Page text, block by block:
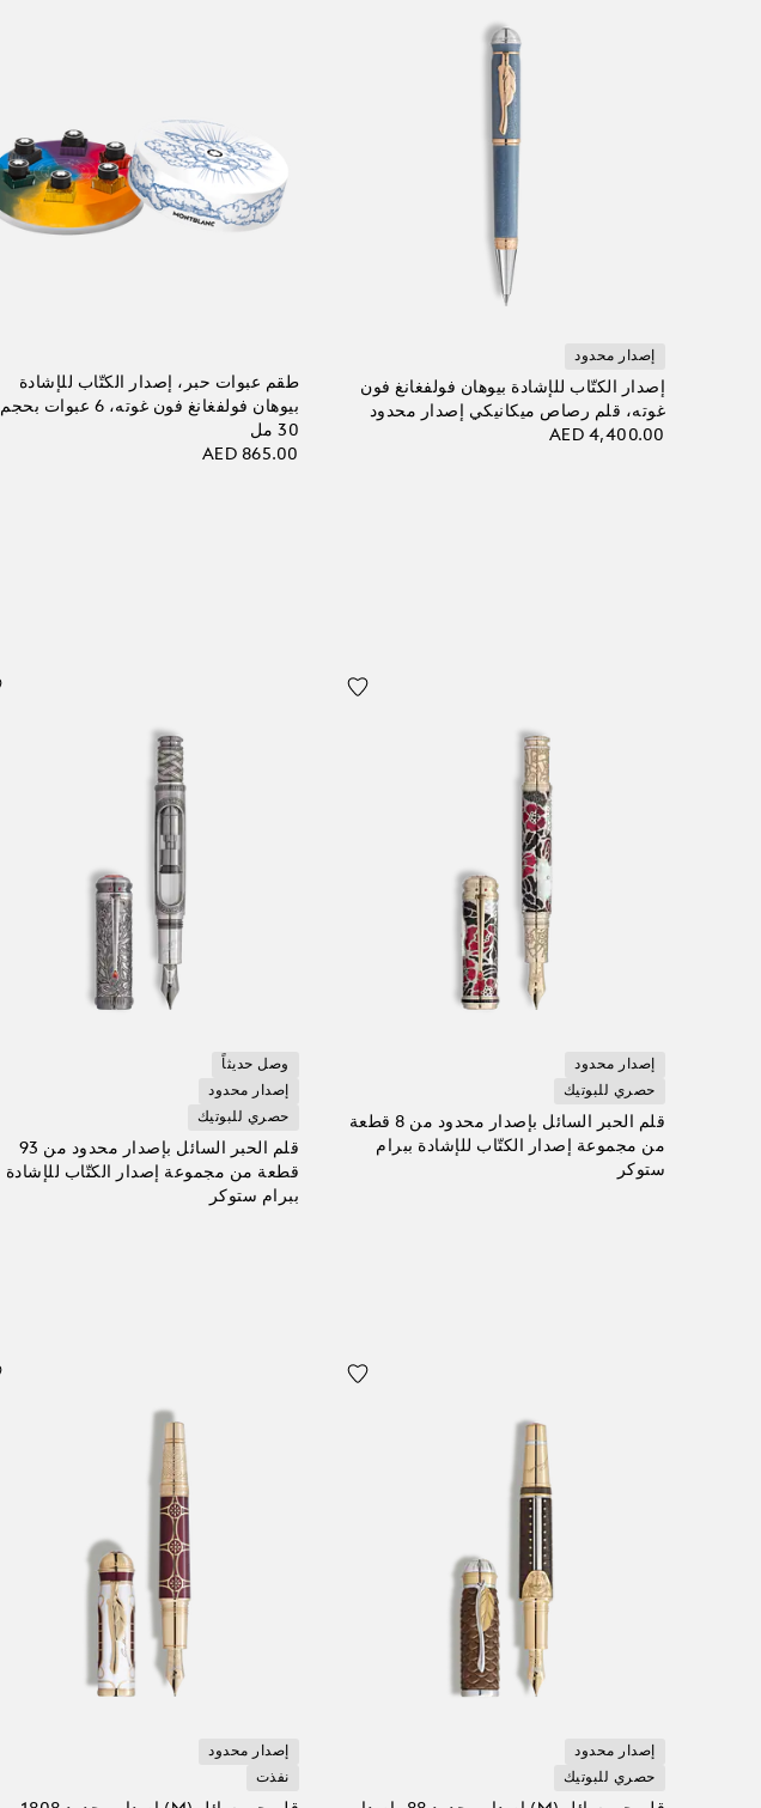
إصدار محدود
إصدار الكتّاب للإشادة بيوهان فولفغانغ فون
غوته، قلم رصاص ميكانيكي إصدار محدود
AED 4,400.00
طقم عبوات حبر، إصدار الكتّاب للإشادة
بيوهان فولفغانغ فون غوته، 6 عبوات بحجم
30 مل
AED 865.00
إصدار محدود
حصري للبوتيك
قلم الحبر السائل بإصدار محدود من 8 قطعة
من مجموعة إصدار الكتّاب للإشادة ببرام
ستوكر
وصل حديثاً
إصدار محدود
حصري للبوتيك
قلم الحبر السائل بإصدار محدود من 93
قطعة من مجموعة إصدار الكتّاب للإشادة
ببرام ستوكر
إصدار محدود
حصري للبوتيك
إصدار محدود
نفذت